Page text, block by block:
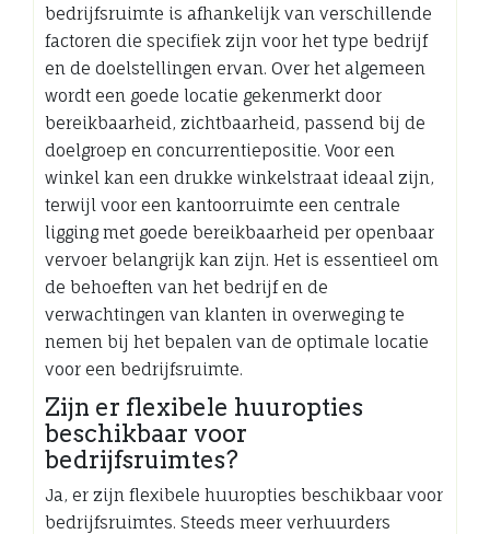
bedrijfsruimte is afhankelijk van verschillende
factoren die specifiek zijn voor het type bedrijf
en de doelstellingen ervan. Over het algemeen
wordt een goede locatie gekenmerkt door
bereikbaarheid, zichtbaarheid, passend bij de
doelgroep en concurrentiepositie. Voor een
winkel kan een drukke winkelstraat ideaal zijn,
terwijl voor een kantoorruimte een centrale
ligging met goede bereikbaarheid per openbaar
vervoer belangrijk kan zijn. Het is essentieel om
de behoeften van het bedrijf en de
verwachtingen van klanten in overweging te
nemen bij het bepalen van de optimale locatie
voor een bedrijfsruimte.
Zijn er flexibele huuropties
beschikbaar voor
bedrijfsruimtes?
Ja, er zijn flexibele huuropties beschikbaar voor
bedrijfsruimtes. Steeds meer verhuurders